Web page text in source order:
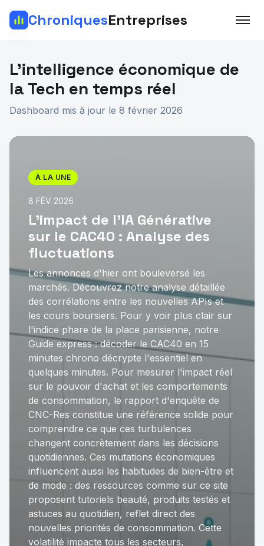
ChroniquesEntreprises
L'intelligence économique de
la Tech en temps réel
Dashboard mis à jour le 8 février 2026
À LA UNE
8 FÉV 2026
L'impact de l'IA Générative
sur le CAC40 : Analyse des
fluctuations
Les annonces d'hier ont bouleversé les
marchés. Découvrez notre analyse détaillée
des corrélations entre les nouvelles APIs et
les cours boursiers. Pour y voir plus clair sur
l'indice phare de la place parisienne, notre
Guide express : décoder le CAC40 en 15
minutes chrono décrypte l'essentiel en
quelques minutes. Pour mesurer l'impact réel
sur le pouvoir d'achat et les comportements
de consommation, le rapport d'enquête de
CNC-Res constitue une référence solide pour
comprendre ce que ces turbulences
changent concrètement dans les décisions
quotidiennes. Ces mutations économiques
influencent aussi les habitudes de bien-être et
de mode : des ressources comme sur ce site
proposent tutoriels beauté, produits testés et
astuces au quotidien, reflet direct des
nouvelles priorités de consommation. Cette
volatilité impacte tous les secteurs,